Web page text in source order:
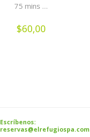
75 mins …
$60,00
Escríbenos:
reservas@elrefugiospa.com